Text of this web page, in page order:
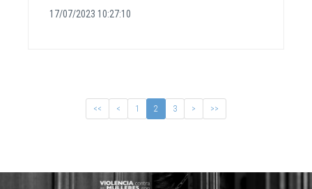
17/07/2023 10:27:10
<< < 1 2 3 > >>